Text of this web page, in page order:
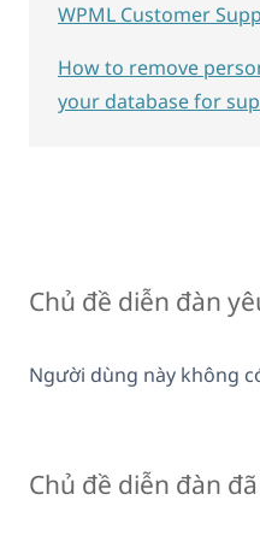
Chủ đề diễn đàn
Người dùng này không
Chủ đề diễn đàn
WPML Customer
How to remove
your database for